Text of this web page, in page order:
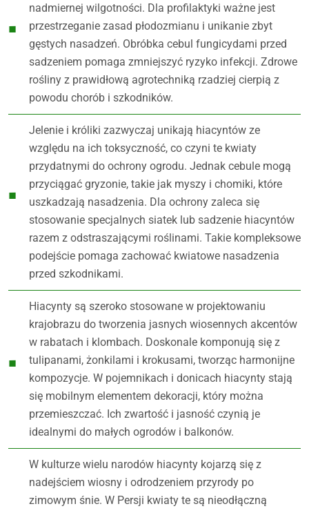
nadmiernej wilgotności. Dla profilaktyki ważne jest
przestrzeganie zasad płodozmianu i unikanie zbyt
gęstych nasadzeń. Obróbka cebul fungicydami przed
sadzeniem pomaga zmniejszyć ryzyko infekcji. Zdrowe
rośliny z prawidłową agrotechniką rzadziej cierpią z
powodu chorób i szkodników.
Jelenie i króliki zazwyczaj unikają hiacyntów ze
względu na ich toksyczność, co czyni te kwiaty
przydatnymi do ochrony ogrodu. Jednak cebule mogą
przyciągać gryzonie, takie jak myszy i chomiki, które
uszkadzają nasadzenia. Dla ochrony zaleca się
stosowanie specjalnych siatek lub sadzenie hiacyntów
razem z odstraszającymi roślinami. Takie kompleksowe
podejście pomaga zachować kwiatowe nasadzenia
przed szkodnikami.
Hiacynty są szeroko stosowane w projektowaniu
krajobrazu do tworzenia jasnych wiosennych akcentów
w rabatach i klombach. Doskonale komponują się z
tulipanami, żonkilami i krokusami, tworząc harmonijne
kompozycje. W pojemnikach i donicach hiacynty stają
się mobilnym elementem dekoracji, który można
przemieszczać. Ich zwartość i jasność czynią je
idealnymi do małych ogrodów i balkonów.
W kulturze wielu narodów hiacynty kojarzą się z
nadejściem wiosny i odrodzeniem przyrody po
zimowym śnie. W Persji kwiaty te są nieodłączną